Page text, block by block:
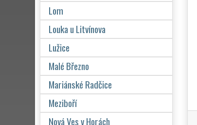
Lom
Louka u Litvínova
Lužice
Malé Březno
Mariánské Radčice
Meziboří
Nová Ves v Horách